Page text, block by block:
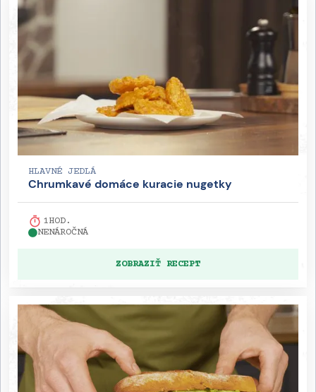
HLAVNÉ JEDLÁ
Chrumkavé domáce kuracie nugetky
1HOD.
NENÁROČNÁ
ZOBRAZIŤ RECEPT